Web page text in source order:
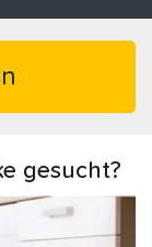
gesucht?